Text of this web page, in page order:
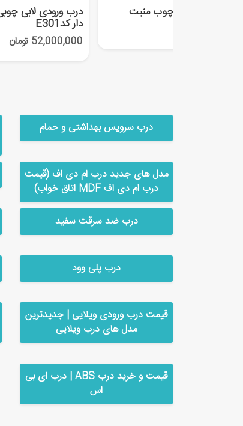
درب ورودی لابی
دار کدE301
52,000,000 تومان
درب لابی تمام چوب منبت
درب سرویس بهداشتی و حمام
مدل های جدید درب ام دی اف (قیمت
درب ام دی اف MDF اتاق خواب)
درب ضد سرقت سفید
درب پلی وود
قیمت درب ورودی ویلایی | جدیدترین
مدل های درب ویلایی
قیمت و خرید درب ABS | درب ای بی
اس